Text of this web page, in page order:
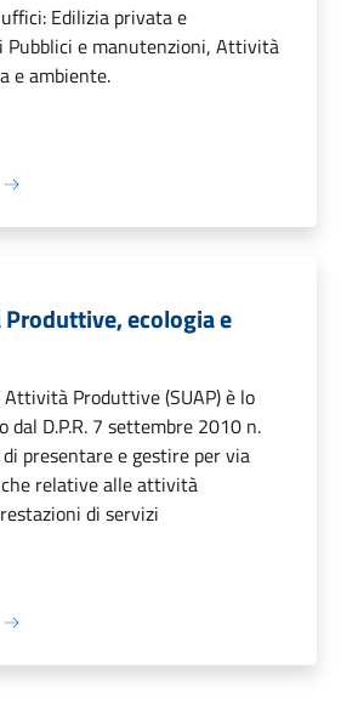
Edilizia privata e
Pubblici e manutenzioni, Attività
e ambiente.
ecologia e
Produttive (SUAP) è lo
D.P.R. 7 settembre 2010 n.
presentare e gestire per via
relative alle attività
di servizi